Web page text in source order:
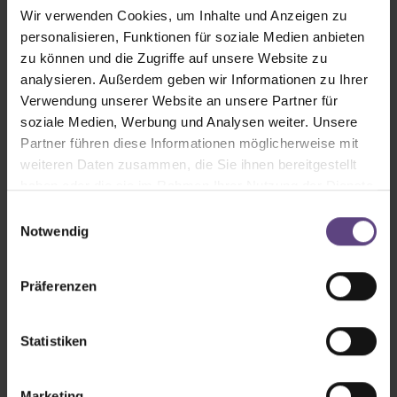
Wir verwenden Cookies, um Inhalte und Anzeigen zu
personalisieren, Funktionen für soziale Medien anbieten
zu können und die Zugriffe auf unsere Website zu
analysieren. Außerdem geben wir Informationen zu Ihrer
Verwendung unserer Website an unsere Partner für
soziale Medien, Werbung und Analysen weiter. Unsere
Partner führen diese Informationen möglicherweise mit
weiteren Daten zusammen, die Sie ihnen bereitgestellt
Notwendig
Präferenzen
Statistiken
und Kund*innen.
Um unser Ziel zu erreichen, haben wir eine
Nachhaltigkeitsstrategie entwickelt und erste
Maßnahmen umgesetzt. Unsere Strategie baut auf
den vier Säulen der Nachhaltigkeit:Umwelt, soziale
Verantwortung, unternehmerische
Verantwortung/GRC und Ökonomie.
materiellen & natürlichen Ressourcen ist der
Teilnahme am Nachhaltigkeitsprogramm
Sustainable Meetings Berlin sowie der DEHOGA
Umweltcheck dienten uns auf diesem Wege als
Leitfaden für nachhaltiges Handeln.